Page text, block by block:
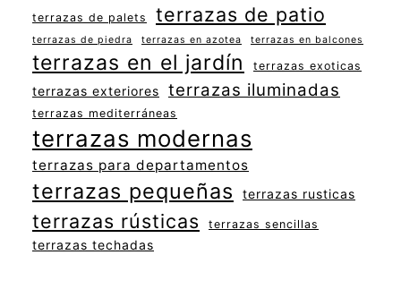
terrazas de palets terrazas de patio
terrazas de piedra terrazas en azotea terrazas en balcones
terrazas en el jardín terrazas exoticas
terrazas exteriores terrazas iluminadas
terrazas mediterráneas
terrazas modernas
terrazas para departamentos
terrazas pequeñas terrazas rusticas
terrazas rústicas terrazas sencillas
terrazas techadas